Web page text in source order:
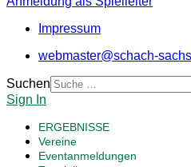
Impressum
webmaster@schach-
Suchen
Sign In
ERGEBNISSE
Vereine
Eventanmeldungen